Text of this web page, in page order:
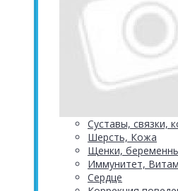
Суставы, связки,
Шерсть, Кожа
Щенки,
Иммунитет,
Сердце